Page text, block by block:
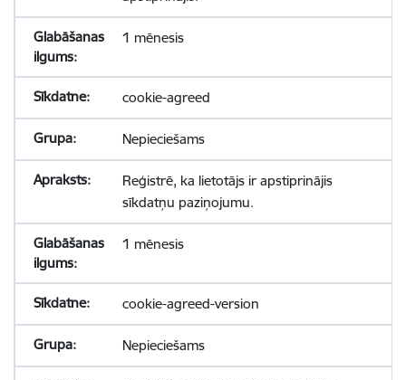
1 mēnesis
cookie-agreed
Nepieciešams
Reģistrē, ka lietotājs ir apstiprinājis
sīkdatņu paziņojumu.
1 mēnesis
cookie-agreed-version
Nepieciešams